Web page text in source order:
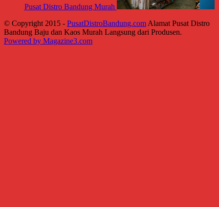
Pusat Distro Bandung Murah
© Copyright 2015 - PusatDistroBandung.com Alamat Pusat Distro
Bandung Baju dan Kaos Murah Langsung dari Produsen.
Powered by Magazine3.com